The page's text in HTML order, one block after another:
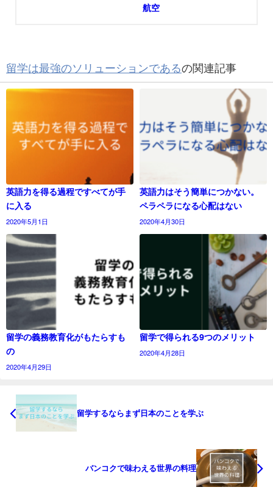
航空
留学は最強のソリューションであるの関連記事
英語力を得る過程ですべてが手
に入る
2020年5月1日
英語力はそう簡単につかない。
ペラペラになる心配はない
2020年4月30日
留学の義務教育化がもたらすも
の
2020年4月29日
留学で得られる9つのメリット
2020年4月28日
留学するならまず日本のことを学ぶ
バンコクで味わえる世界の料理